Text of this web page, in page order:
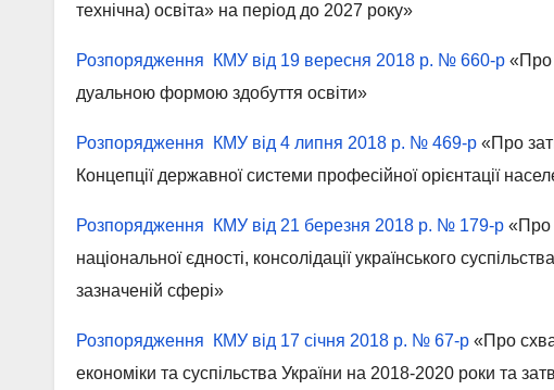
технічна) освіта» на період до 2027 року»
Розпорядження КМУ від 19 вересня 2018 р. № 660-р «Про
дуальною формою здобуття освіти»
Розпорядження КМУ від 4 липня 2018 р. № 469-р «Про
Концепції державної системи професійної орієнтації
Розпорядження КМУ від 21 березня 2018 р. № 179-р «Про
національної єдності, консолідації українського
зазначеній сфері»
Розпорядження КМУ від 17 січня 2018 р. № 67-р «Про
економіки та суспільства України на 2018-2020 роки та